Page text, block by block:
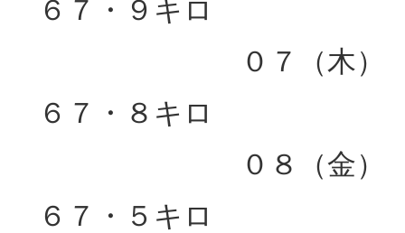
６７・９キロ
０７（木）
６７・８キロ
０８（金）
６７・５キロ